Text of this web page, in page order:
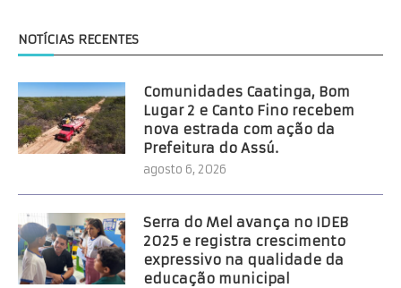
NOTÍCIAS RECENTES
Comunidades Caatinga, Bom
Lugar 2 e Canto Fino recebem
nova estrada com ação da
Prefeitura do Assú.
agosto 6, 2026
Serra do Mel avança no IDEB
2025 e registra crescimento
expressivo na qualidade da
educação municipal